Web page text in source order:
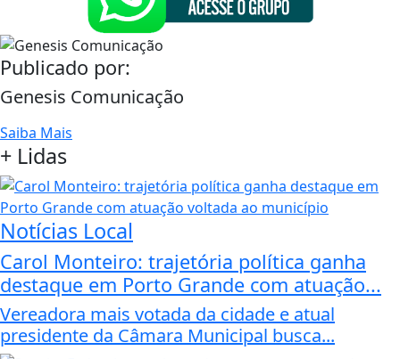
Publicado por:
Genesis Comunicação
Saiba Mais
+ Lidas
Notícias Local
Carol Monteiro: trajetória política ganha
destaque em Porto Grande com atuação...
Vereadora mais votada da cidade e atual
presidente da Câmara Municipal busca...